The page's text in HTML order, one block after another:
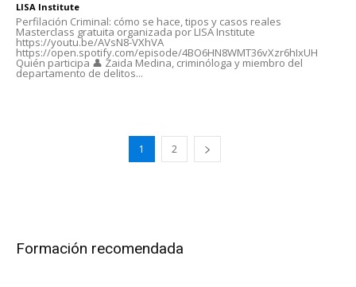
LISA Institute
Perfilación Criminal: cómo se hace, tipos y casos reales
Masterclass gratuita organizada por LISA Institute
https://youtu.be/AVsN8-VXhVA
https://open.spotify.com/episode/4BO6HN8WMT36vXzr6hIxUH
Quién participa 👤 Zaida Medina, criminóloga y miembro del
departamento de delitos...
1 2
Formación recomendada